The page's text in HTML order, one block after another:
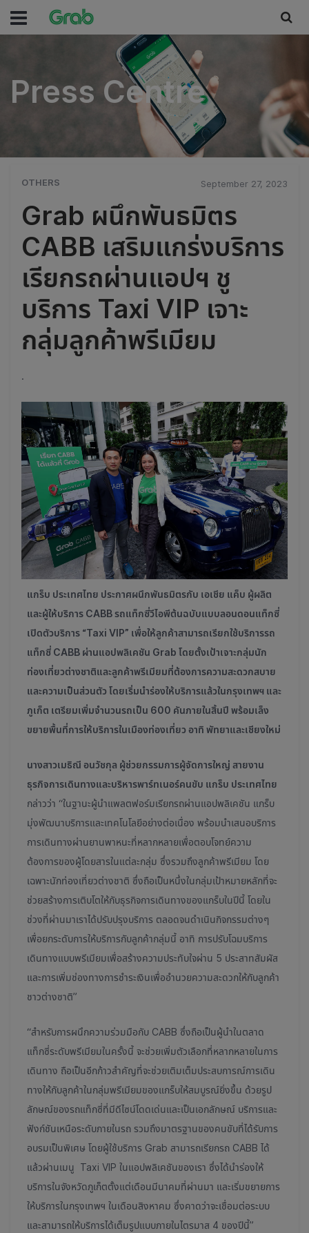
Press Centre
Press Centre
OTHERS September 27, 2023
Grab ผนึกพันธมิตร
CABB เสริมแกร่งบริการ
เรียกรถผ่านแอปฯ ชู
บริการ Taxi VIP เจาะ
กลุ่มลูกค้าพรีเมียม
.
แกร็บ ประเทศไทย ประกาศผนึกพันธมิตรกับ เอเชีย แค็บ ผู้ผลิต
และผู้ให้บริการ CABB รถแท็กซี่วีไอพีต้นฉบับแบบลอนดอนแท็กซี่
เปิดตัวบริการ “Taxi VIP” เพื่อให้ลูกค้าสามารถเรียกใช้บริการรถ
แท็กซี่ CABB ผ่านแอปพลิเคชัน Grab โดยตั้งเป้าเจาะกลุ่มนัก
ท่องเที่ยวต่างชาติและลูกค้าพรีเมียมที่ต้องการความสะดวกสบาย
และความเป็นส่วนตัว โดยเริ่มนำร่องให้บริการแล้วในกรุงเทพฯ และ
ภูเก็ต เตรียมเพิ่มจำนวนรถเป็น 600 คันภายในสิ้นปี พร้อมเล็ง
ขยายพื้นที่การให้บริการในเมืองท่องเที่ยว อาทิ พัทยาและเชียงใหม่
นางสาวเมธิณี อนวัชกุล ผู้ช่วยกรรมการผู้จัดการใหญ่ สายงาน
ธุรกิจการเดินทางและบริหารพาร์ทเนอร์คนขับ แกร็บ ประเทศไทย
กล่าวว่า “ในฐานะผู้นำแพลตฟอร์มเรียกรถผ่านแอปพลิเคชัน แกร็บ
มุ่งพัฒนาบริการและเทคโนโลยีอย่างต่อเนื่อง พร้อมนำเสนอบริการ
การเดินทางผ่านยานพาหนะที่หลากหลายเพื่อตอบโจทย์ความ
ต้องการของผู้โดยสารในแต่ละกลุ่ม ซึ่งรวมถึงลูกค้าพรีเมียม โดย
เฉพาะนักท่องเที่ยวต่างชาติ ซึ่งถือเป็นหนึ่งในกลุ่มเป้าหมายหลักที่จะ
ช่วยสร้างการเติบโตให้กับธุรกิจการเดินทางของแกร็บในปีนี้ โดยใน
ช่วงที่ผ่านมาเราได้ปรับปรุงบริการ ตลอดจนดำเนินกิจกรรมต่างๆ
เพื่อยกระดับการให้บริการกับลูกค้ากลุ่มนี้ อาทิ การปรับโฉมบริการ
เดินทางแบบพรีเมียมเพื่อสร้างความประทับใจผ่าน 5 ประสาทสัมผัส
และการเพิ่มช่องทางการชำระเงินเพื่ออำนวยความสะดวกให้กับลูกค้า
ชาวต่างชาติ”
“สำหรับการผนึกความร่วมมือกับ CABB ซึ่งถือเป็นผู้นำในตลาด
แท็กซี่ระดับพรีเมียมในครั้งนี้ จะช่วยเพิ่มตัวเลือกที่หลากหลายในการ
เดินทาง ถือเป็นอีกก้าวสำคัญที่จะช่วยเติมเต็มประสบการณ์การเดิน
ทางให้กับลูกค้าในกลุ่มพรีเมียมของแกร็บให้สมบูรณ์ยิ่งขึ้น ด้วยรูป
ลักษณ์ของรถแท็กซี่ที่มีดีไซน์โดดเด่นและเป็นเอกลักษณ์ บริการและ
ฟังก์ชันเหนือระดับภายในรถ รวมถึงมาตรฐานของคนขับที่ได้รับการ
อบรมเป็นพิเศษ โดยผู้ใช้บริการ Grab สามารถเรียกรถ CABB ได้
แล้วผ่านเมนู Taxi VIP ในแอปพลิเคชันของเรา ซึ่งได้นำร่องให้
บริการในจังหวัดภูเก็ตตั้งแต่เดือนมีนาคมที่ผ่านมา และเริ่มขยายการ
ให้บริการในกรุงเทพฯ ในเดือนสิงหาคม ซึ่งคาดว่าจะเชื่อมต่อระบบ
และสามารถให้บริการได้เต็มรูปแบบภายในไตรมาส 4 ของปีนี้”